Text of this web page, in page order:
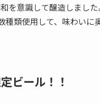
を意識して醸造しまし
類使用して、味わいに
ビール！！